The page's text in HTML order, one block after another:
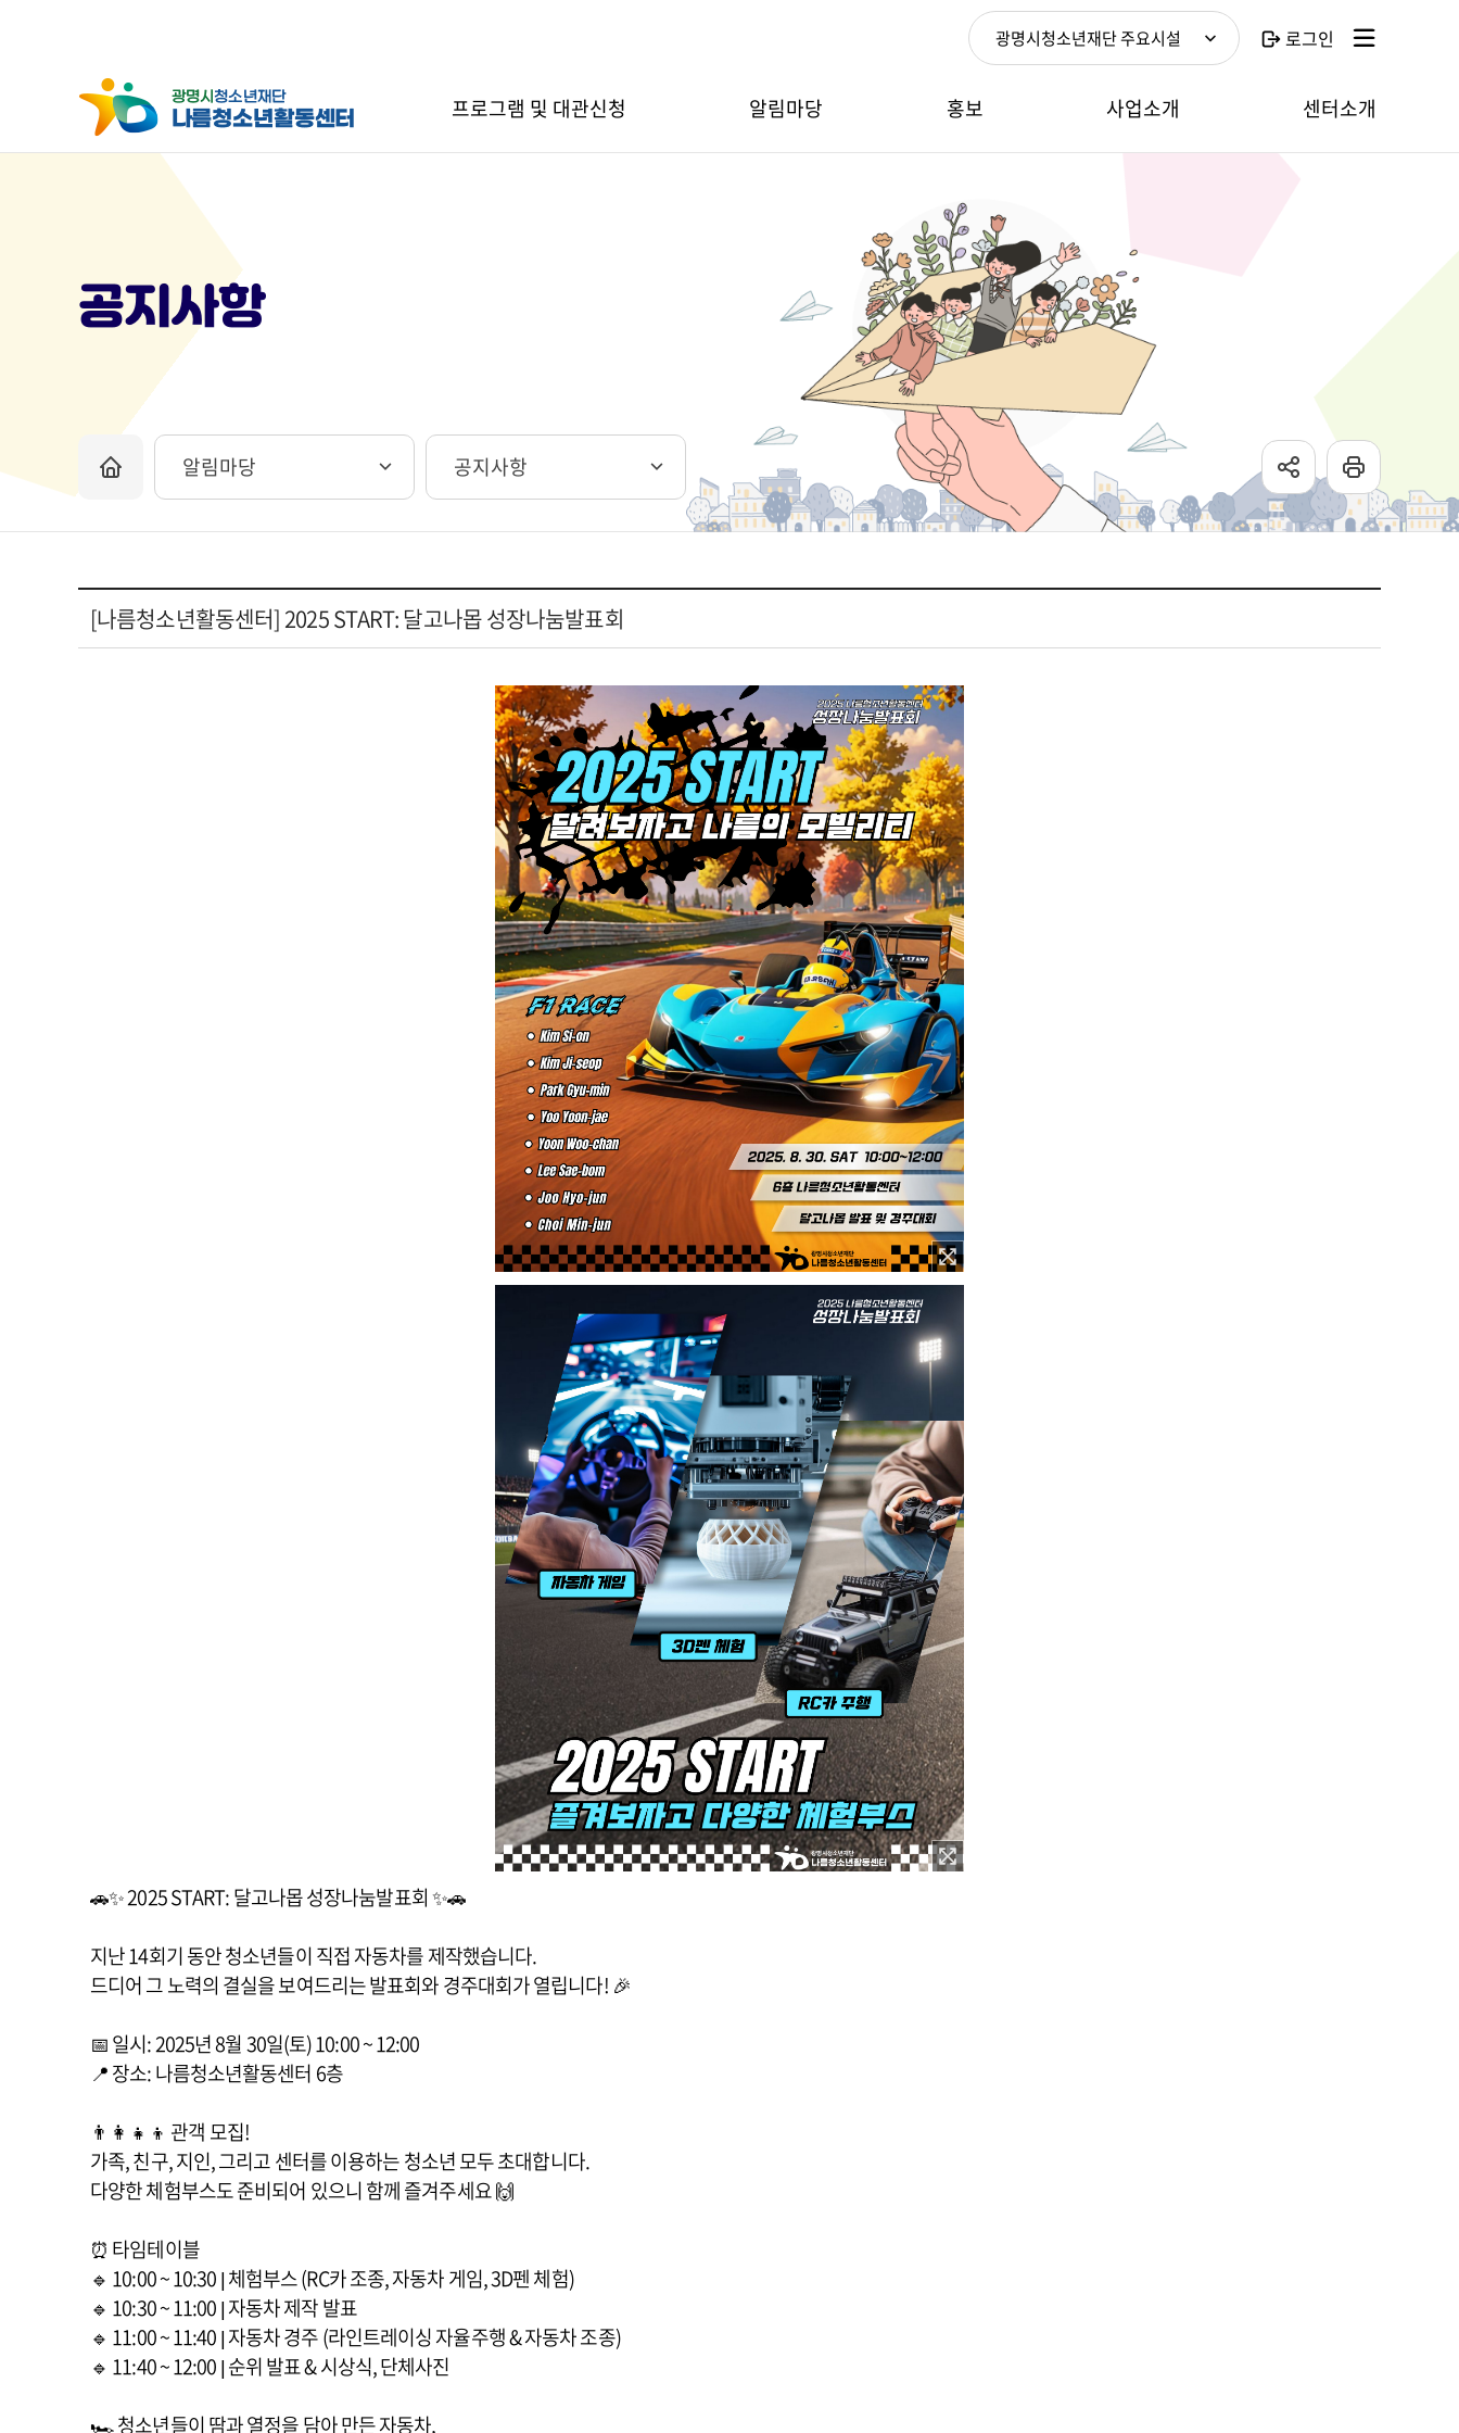
프로그램 및 대관신청 알림마당 홍보 사업소개 센터소개
광명시청소년재단 주요시설 로그인
공지사항
알림마당 공지사항
[나름청소년활동센터] 2025 START: 달고나몹 성장나눔발표회
🚗✨ 2025 START: 달고나몹 성장나눔발표회 ✨🚗
지난 14회기 동안 청소년들이 직접 자동차를 제작했습니다.
드디어 그 노력의 결실을 보여드리는 발표회와 경주대회가 열립니다! 🎉
📅 일시: 2025년 8월 30일(토) 10:00 ~ 12:00
📍 장소: 나름청소년활동센터 6층
👨‍👩‍👧‍👦 관객 모집!
가족, 친구, 지인, 그리고 센터를 이용하는 청소년 모두 초대합니다.
다양한 체험부스도 준비되어 있으니 함께 즐겨주세요 🙌
⏰ 타임테이블
🔹 10:00 ~ 10:30 | 체험부스 (RC카 조종, 자동차 게임, 3D펜 체험)
🔹 10:30 ~ 11:00 | 자동차 제작 발표
🔹 11:00 ~ 11:40 | 자동차 경주 (라인트레이싱 자율주행 & 자동차 조종)
🔹 11:40 ~ 12:00 | 순위 발표 & 시상식, 단체사진
🏎 청소년들이 땀과 열정을 담아 만든 자동차,